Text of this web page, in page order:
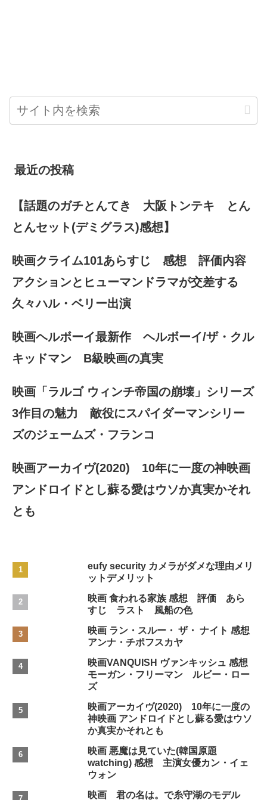
最近の投稿
【話題のガチとんてき 大阪トンテキ とん
とんセット(デミグラス)感想】
映画クライム101あらすじ 感想 評価内容
アクションとヒューマンドラマが交差する
久々ハル・ベリー出演
映画ヘルボーイ最新作 ヘルボーイ/ザ・クル
キッドマン B級映画の真実
映画「ラルゴ ウィンチ帝国の崩壊」シリーズ
3作目の魅力 敵役にスパイダーマンシリー
ズのジェームズ・フランコ
映画アーカイヴ(2020) 10年に一度の神映画
アンドロイドとし蘇る愛はウソか真実かそれ
とも
eufy security カメラがダメな理由メリ
ットデメリット
映画 食われる家族 感想 評価 あら
すじ ラスト 風船の色
映画 ラン・スルー・ ザ・ ナイト 感想
アンナ・チポフスカヤ
映画VANQUISH ヴァンキッシュ 感想
モーガン・フリーマン ルビー・ロー
ズ
映画アーカイヴ(2020) 10年に一度の
神映画 アンドロイドとし蘇る愛はウソ
か真実かそれとも
映画 悪魔は見ていた(韓国原題
watching) 感想 主演女優カン・イェ
ウォン
映画 君の名は。で糸守湖のモデル